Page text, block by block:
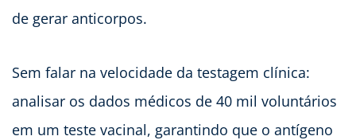
de gerar anticorpos.
Sem falar na velocidade da testagem clínica:
analisar os dados médicos de 40 mil voluntários
em um teste vacinal, garantindo que o antígeno